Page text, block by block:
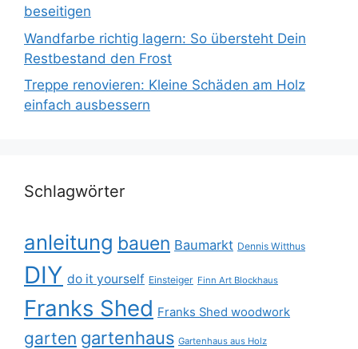
beseitigen
Wandfarbe richtig lagern: So übersteht Dein
Restbestand den Frost
Treppe renovieren: Kleine Schäden am Holz
einfach ausbessern
Schlagwörter
anleitung bauen Baumarkt Dennis Witthus
DIY do it yourself Einsteiger Finn Art Blockhaus
Franks Shed Franks Shed woodwork
garten gartenhaus Gartenhaus aus Holz